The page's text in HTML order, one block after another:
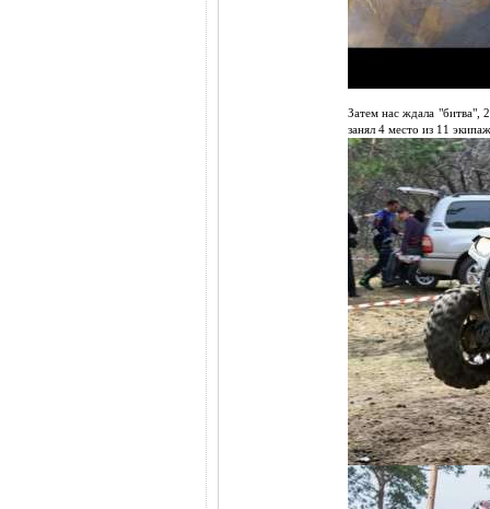
Затем нас ждала "битва",
занял 4 место из 11